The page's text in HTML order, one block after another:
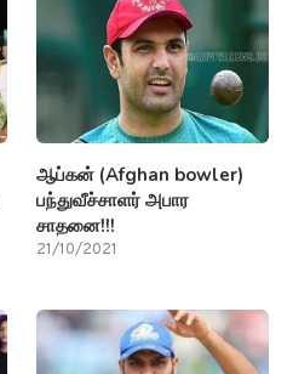
ஆப்கன் (Afghan bowler)
பந்துவீச்சாளர் அபார
சாதனை!!!
21/10/2021